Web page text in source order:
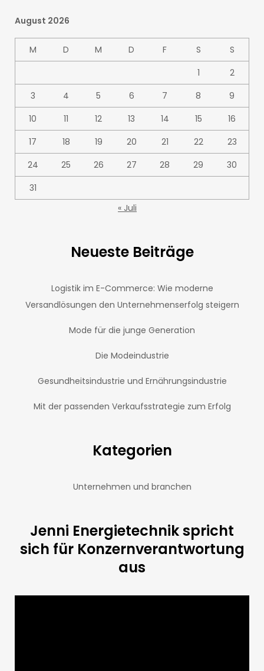
August 2026
M D M D F S
S
1
2
3
4 5 6 7 8
9
10
11 12 13 14 15
16
17
18 19 20 21 22
23
24
25 26 27 28 29
30
31
« Juli
Neueste Beiträge
Logistik im E-Commerce: Wie moderne
Versandlösungen den Unternehmenserfolg steigern
Mode für die junge Generation
Die Modeindustrie
Gesundheitsindustrie und Ernährungsindustrie
Mit der passenden Verkaufsstrategie zum Erfolg
Kategorien
Unternehmen und branchen
Jenni Energietechnik spricht
sich für Konzernverantwortung
aus